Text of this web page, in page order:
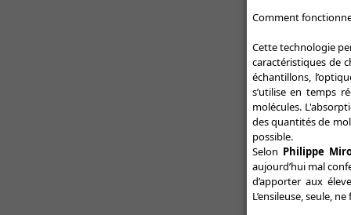
Comment
Cette technologie
caractéristiques de
échantillons,
s’utilise en temps
molécules.
des quantités de
possible.
Selon Philippe
aujourd’hui mal
d’apporter aux
L’ensileuse, seule,